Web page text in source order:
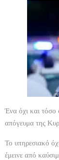
Ένα όχι και τόσο
απόγευμα της
Το υπηρεσιακό
έμεινε από